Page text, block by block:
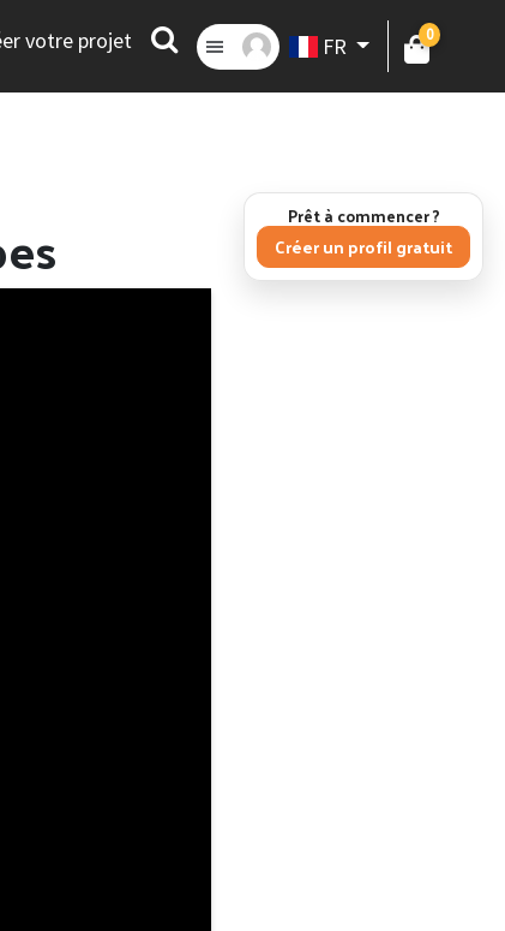
votre projet FR 0
Prêt à commencer ?
Créer un profil gratuit